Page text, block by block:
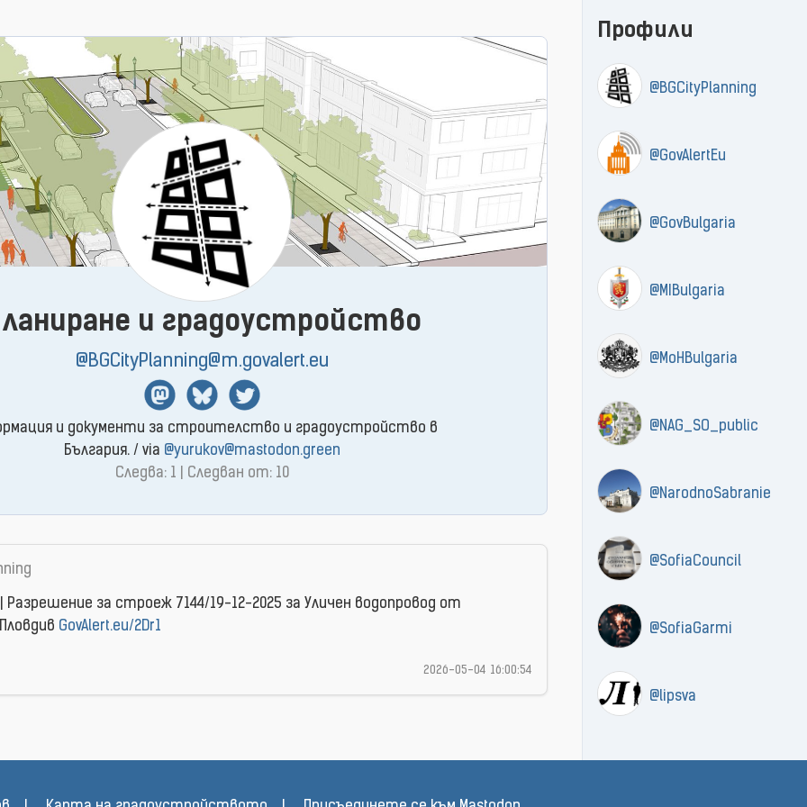
и градоустройство
@BGCityPlanning@m.govalert.eu
MastodonBlueSkyTwitter
и документи за строителство и градоустройство в
България. / via @yurukov@mastodon.green
Следва: 1 | Следван от: 10
Профили
@BGCityPlanning
@GovAlertEu
@GovBulgaria
@MIBulgaria
@MoHBulgaria
@NAG_SO_public
@NarodnoSabranie
@SofiaCouncil
@SofiaGarmi
@lipsva
Разрешение за строеж 7144/19-12-2025 за Уличен водопровод от
GovAlert.eu/2Dr1
2026-05-04 16:00:54